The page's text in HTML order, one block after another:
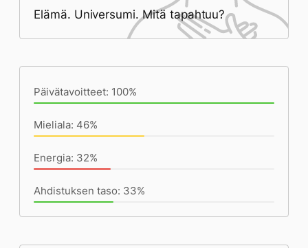
Elämä. Universumi. Mitä tapahtuu?
Päivätavoitteet: 100%
Mieliala: 46%
Energia: 32%
Ahdistuksen taso: 33%